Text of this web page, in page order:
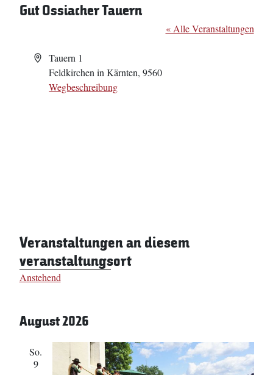
Gut Ossiacher Tauern
« Alle Veranstaltungen
AdresseTauern 1
Feldkirchen in Kärnten, 9560
Wegbeschreibung
Veranstaltungen an diesem
veranstaltungsort
Anstehend
August 2026
So.
9